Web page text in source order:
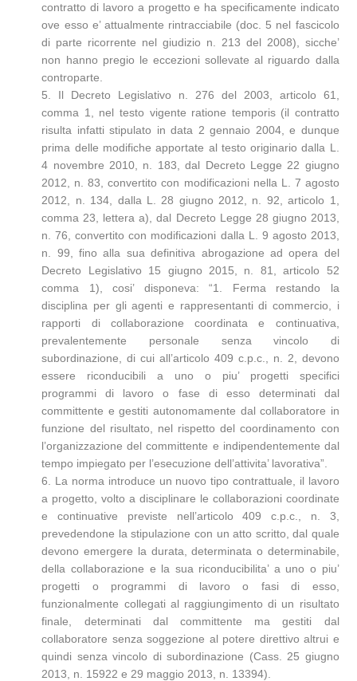
contratto di lavoro a progetto e ha specificamente indicato
ove esso e’ attualmente rintracciabile (doc. 5 nel fascicolo
di parte ricorrente nel giudizio n. 213 del 2008), sicche’
non hanno pregio le eccezioni sollevate al riguardo dalla
controparte.
5. Il Decreto Legislativo n. 276 del 2003, articolo 61,
comma 1, nel testo vigente ratione temporis (il contratto
risulta infatti stipulato in data 2 gennaio 2004, e dunque
prima delle modifiche apportate al testo originario dalla L.
4 novembre 2010, n. 183, dal Decreto Legge 22 giugno
2012, n. 83, convertito con modificazioni nella L. 7 agosto
2012, n. 134, dalla L. 28 giugno 2012, n. 92, articolo 1,
comma 23, lettera a), dal Decreto Legge 28 giugno 2013,
n. 76, convertito con modificazioni dalla L. 9 agosto 2013,
n. 99, fino alla sua definitiva abrogazione ad opera del
Decreto Legislativo 15 giugno 2015, n. 81, articolo 52
comma 1), cosi’ disponeva: “1. Ferma restando la
disciplina per gli agenti e rappresentanti di commercio, i
rapporti di collaborazione coordinata e continuativa,
prevalentemente personale senza vincolo di
subordinazione, di cui all’articolo 409 c.p.c., n. 2, devono
essere riconducibili a uno o piu’ progetti specifici
programmi di lavoro o fase di esso determinati dal
committente e gestiti autonomamente dal collaboratore in
funzione del risultato, nel rispetto del coordinamento con
l’organizzazione del committente e indipendentemente dal
tempo impiegato per l’esecuzione dell’attivita’ lavorativa”.
6. La norma introduce un nuovo tipo contrattuale, il lavoro
a progetto, volto a disciplinare le collaborazioni coordinate
e continuative previste nell’articolo 409 c.p.c., n. 3,
prevedendone la stipulazione con un atto scritto, dal quale
devono emergere la durata, determinata o determinabile,
della collaborazione e la sua riconducibilita’ a uno o piu’
progetti o programmi di lavoro o fasi di esso,
funzionalmente collegati al raggiungimento di un risultato
finale, determinati dal committente ma gestiti dal
collaboratore senza soggezione al potere direttivo altrui e
quindi senza vincolo di subordinazione (Cass. 25 giugno
2013, n. 15922 e 29 maggio 2013, n. 13394).